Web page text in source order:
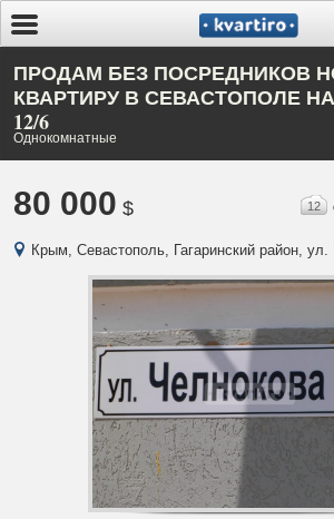
ПРОДАМ БЕЗ ПОСРЕДНИКОВ
КВАРТИРУ В СЕВАСТОПОЛЕ
12/6
Однокомнатные
80 000 $ 12
Крым, Севастополь, Гагаринский район,